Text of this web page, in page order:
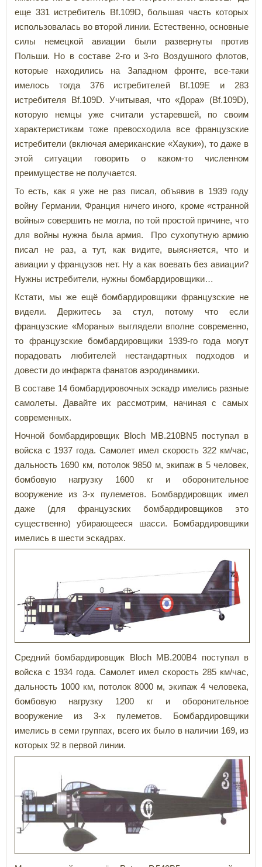
еще 331 истребитель Bf.109D, большая часть которых
использовалась во второй линии. Естественно, основные
силы немецкой авиации были развернуты против
Польши. Но в составе 2-го и 3-го Воздушного флотов,
которые находились на Западном фронте, все-таки
имелось тогда 376 истребителей Bf.109E и 283
истребителя Bf.109D. Учитывая, что «Дора» (Bf.109D),
которую немцы уже считали устаревшей, по своим
характеристикам тоже превосходила все французские
истребители (включая американские «Хауки»), то даже в
этой ситуации говорить о каком-то численном
преимуществе не получается.
То есть, как я уже не раз писал, объявив в 1939 году
войну Германии, Франция ничего иного, кроме «странной
войны» совершить не могла, по той простой причине, что
для войны нужна была армия. Про сухопутную армию
писал не раз, а тут, как видите, выясняется, что и
авиации у французов нет. Ну а как воевать без авиации?
Нужны истребители, нужны бомбардировщики…
Кстати, мы же ещё бомбардировщики французские не
видели. Держитесь за стул, потому что если
французские «Мораны» выглядели вполне современно,
то французские бомбардировщики 1939-го года могут
порадовать любителей нестандартных подходов и
довести до инфаркта фанатов аэродинамики.
В составе 14 бомбардировочных эскадр имелись разные
самолеты. Давайте их рассмотрим, начиная с самых
современных.
Ночной бомбардировщик Bloch MB.210BN5 поступал в
войска с 1937 года. Самолет имел скорость 322 км/час,
дальность 1690 км, потолок 9850 м, экипаж в 5 человек,
бомбовую нагрузку 1600 кг и оборонительное
вооружение из 3-х пулеметов. Бомбардировщик имел
даже (для французских бомбардировщиков это
существенно) убирающееся шасси. Бомбардировщики
имелись в шести эскадрах.
Средний бомбардировщик Bloch MB.200B4 поступал в
войска с 1934 года. Самолет имел скорость 285 км/час,
дальность 1000 км, потолок 8000 м, экипаж 4 человека,
бомбовую нагрузку 1200 кг и оборонительное
вооружение из 3-х пулеметов. Бомбардировщики
имелись в семи группах, всего их было в наличии 169, из
которых 92 в первой линии.